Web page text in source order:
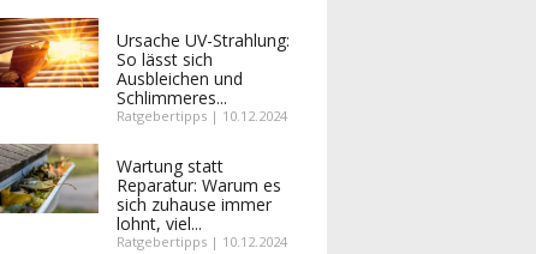
Ursache UV-Strahlung:
So lässt sich
Ausbleichen und
Schlimmeres...
Ratgebertipps | 10.12.2024
Wartung statt
Reparatur: Warum es
sich zuhause immer
lohnt, viel...
Ratgebertipps | 10.12.2024